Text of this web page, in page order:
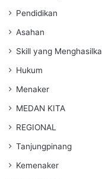
Pendidikan
Asahan
Skill yang
Hukum
Menaker
MEDAN KITA
REGIONAL
Tanjungpinang
Kemenaker